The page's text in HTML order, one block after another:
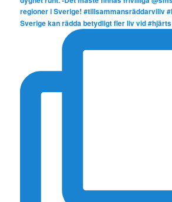
Sverige kan rädda betydligt fler liv vid #hjärts